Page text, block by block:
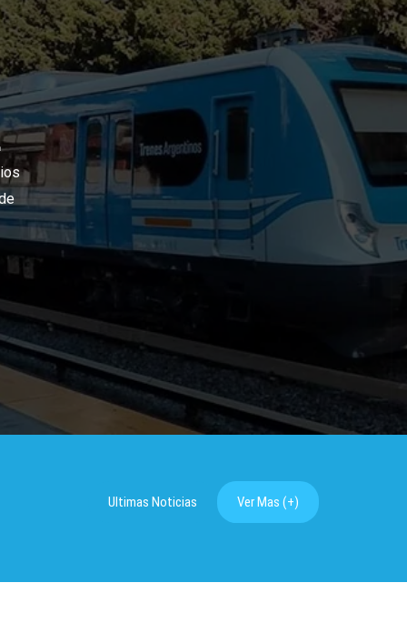
Ultimas Noticias Ver Mas (+)